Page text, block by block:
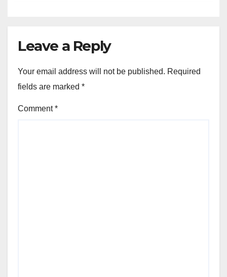
Leave a Reply
Your email address will not be published. Required
fields are marked *
Comment*